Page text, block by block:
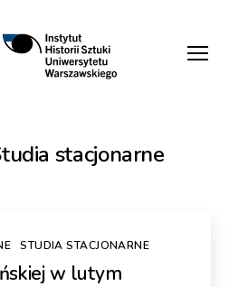
UW stacjonarne
STUDIA STACJONARNE
w lutym